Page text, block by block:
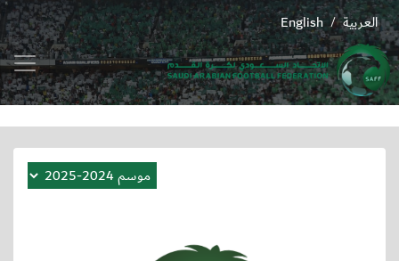
English / العربية